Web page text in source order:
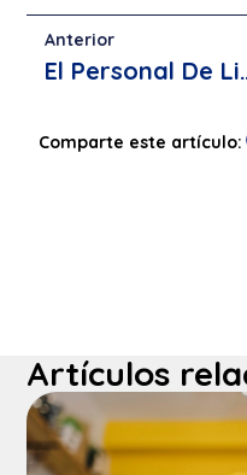
Anterior
El Personal De
Comparte este artículo:
Artículos